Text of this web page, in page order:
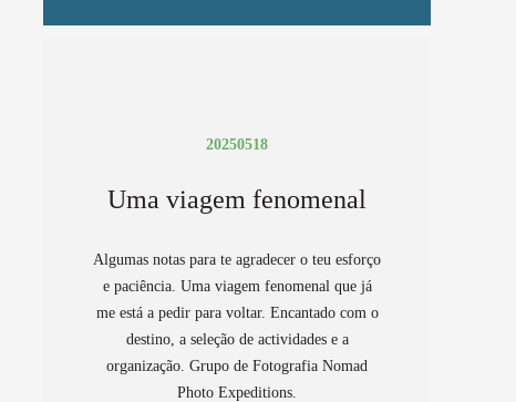
20250518
Uma viagem fenomenal
Algumas notas para te agradecer o teu esforço
e paciência. Uma viagem fenomenal que já
me está a pedir para voltar. Encantado com o
destino, a seleção de actividades e a
organização. Grupo de Fotografia Nomad
Photo Expeditions.